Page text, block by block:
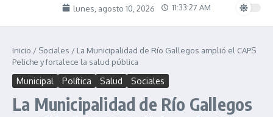
lunes, agosto 10, 2026 11:33:28 AM
Inicio / Sociales / La Municipalidad de Río Gallegos amplió el CAPS
Peliche y fortalece la salud pública
Municipal Política Salud Sociales
La Municipalidad de Río Gallegos